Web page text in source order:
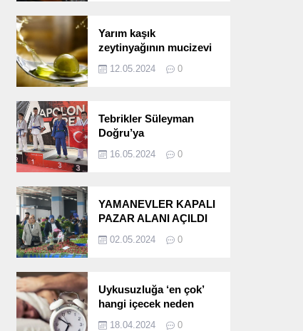
Yarım kaşık
zeytinyağının mucizevi
12.05.2024 0
Tebrikler Süleyman
Doğru’ya
16.05.2024 0
YAMANEVLER KAPALI
PAZAR ALANI AÇILDI
02.05.2024 0
Uykusuzluğa ‘en çok’
hangi içecek neden
18.04.2024 0